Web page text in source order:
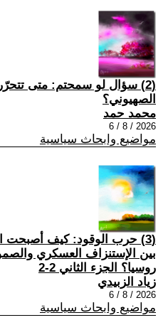
(2) سؤال لو سمحتم: متى تتحرّر
الصهيوني؟
محمد حمد
2026 / 8 / 6
مواضيع وابحاث سياسية
(3) حرب الوقود: كيف أصبحت
بين الإستنزاف العسكري
روسيا؟ الجزء الثاني 2-2
زياد الزبيدي
2026 / 8 / 6
مواضيع وابحاث سياسية